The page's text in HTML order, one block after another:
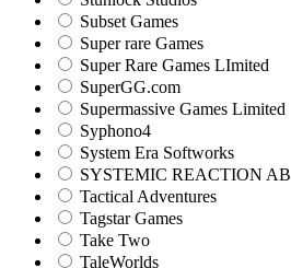
Subset Games
Super rare Games
Super Rare Games LImited
SuperGG.com
Supermassive Games Limited
Syphono4
System Era Softworks
SYSTEMIC REACTION AB
Tactical Adventures
Tagstar Games
Take Two
TaleWorlds